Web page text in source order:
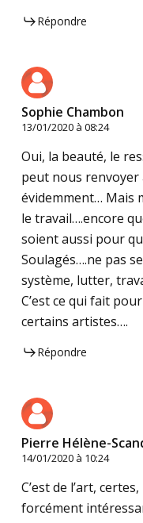
Répondre
Sophie Chambon
13/01/2020 à 08:24
Oui, la beauté, le
peut nous renvoyer
évidemment… Mais
le travail….encore
soient aussi pour
Soulagés….ne pas
système, lutter,
C’est ce qui fait
certains artistes….
Répondre
Pierre Hélène-
14/01/2020 à 10:24
C’est de l’art,
forcément